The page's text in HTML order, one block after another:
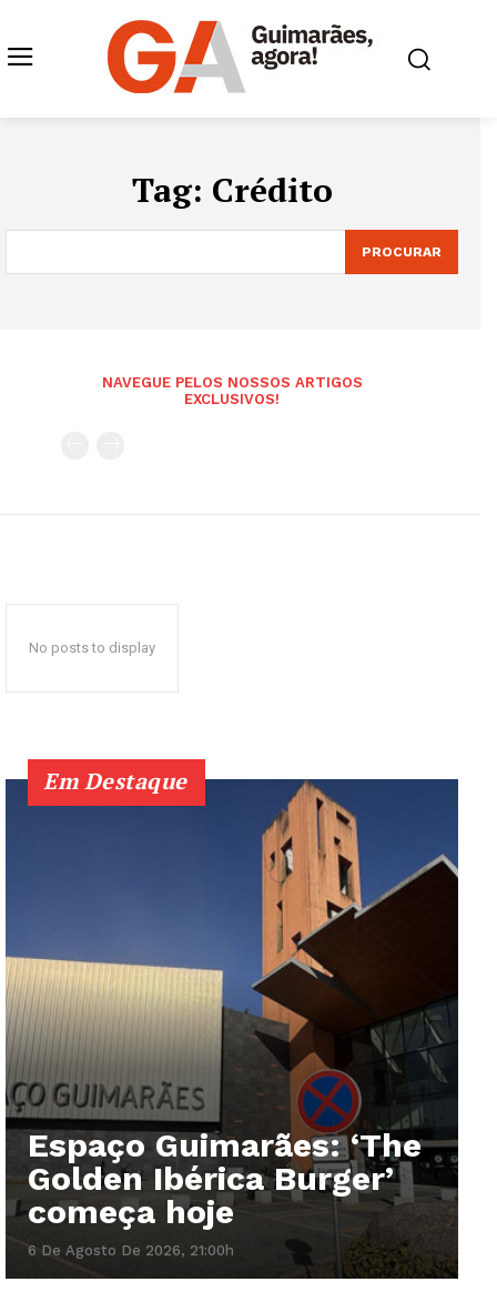
Tag: Crédito
PROCURAR
NAVEGUE PELOS NOSSOS ARTIGOS
EXCLUSIVOS!
No posts to display
Em Destaque
Espaço Guimarães: ‘The
Golden Ibérica Burger’
começa hoje
6 De Agosto De 2026, 21:00h